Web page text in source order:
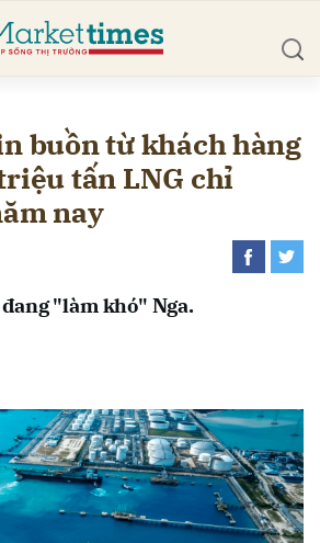
buồn từ khách hàng
tấn LNG chỉ
nay
"làm khó" Nga.